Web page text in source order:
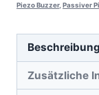
Piezo Buzzer, Passiver
Beschreibung
Zusätzliche